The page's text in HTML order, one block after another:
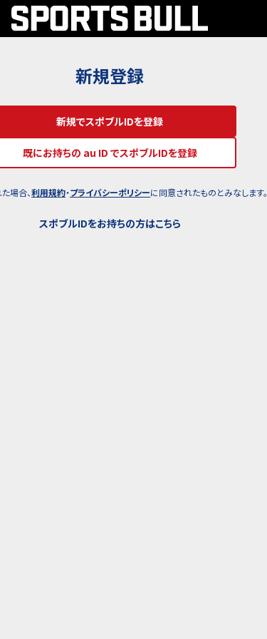
新規登録
新規でスポブルIDを登録
既にお持ちの au ID でスポブルIDを登録
場合、利用規約・プライバシーポリシーに同意されたものとみなします。
スポブルIDをお持ちの方はこちら